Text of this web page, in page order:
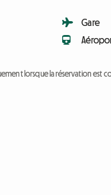
Gare
lorsque la réservation est